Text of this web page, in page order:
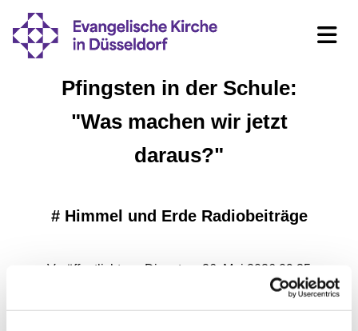
Pfingsten in der Schule:
"Was machen wir jetzt
daraus?"
# Himmel und Erde Radiobeiträge
Veröffentlicht am Dienstag, 26. Mai 2026 09:35